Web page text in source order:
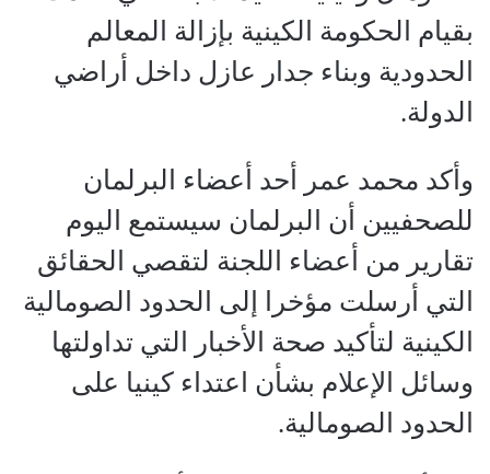
بقيام الحكومة الكينية بإزالة المعالم
الحدودية وبناء جدار عازل داخل أراضي
الدولة.
وأكد محمد عمر أحد أعضاء البرلمان
للصحفيين أن البرلمان سيستمع اليوم
تقارير من أعضاء اللجنة لتقصي الحقائق
التي أرسلت مؤخرا إلى الحدود الصومالية
الكينية لتأكيد صحة الأخبار التي تداولتها
وسائل الإعلام بشأن اعتداء كينيا على
الحدود الصومالية.